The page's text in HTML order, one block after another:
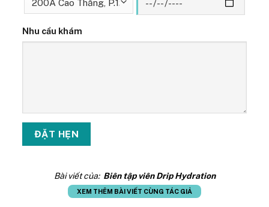
Nhu cầu khám
Bài viết của: Biên tập viên Drip Hydration
XEM THÊM BÀI VIẾT CÙNG TÁC GIẢ